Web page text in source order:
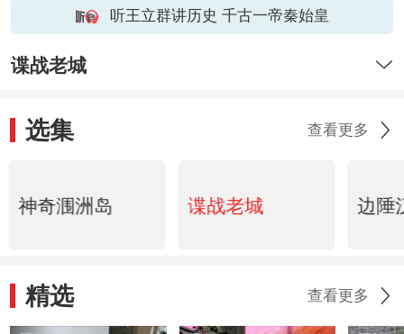
听王立群讲历史 千古一帝秦始皇
谍战老城
选集 查看更多
神奇涠洲岛 谍战老城 边陲
精选 查看更多